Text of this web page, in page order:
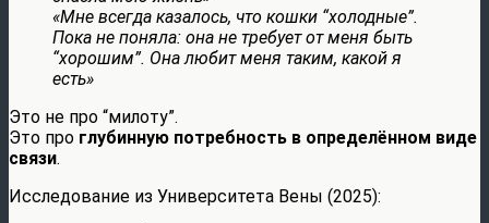
«Мне всегда казалось, что кошки “холодные”.
Пока не поняла: она не требует от меня быть
“хорошим”. Она любит меня таким, какой я
есть»
Это не про “милоту”.
Это про глубинную потребность в определённом виде
связи.
Исследование из Университета Вены (2025):